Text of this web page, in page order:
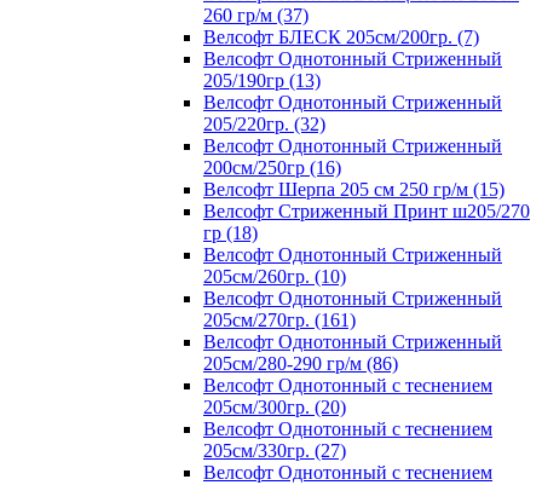
260 гр/м (37)
Велсофт БЛЕСК 205см/200гр. (7)
Велсофт Однотонный Стриженный
205/190гр (13)
Велсофт Однотонный Стриженный
205/220гр. (32)
Велсофт Однотонный Стриженный
200см/250гр (16)
Велсофт Шерпа 205 см 250 гр/м (15)
Велсофт Стриженный Принт ш205/270
гр (18)
Велсофт Однотонный Стриженный
205см/260гр. (10)
Велсофт Однотонный Стриженный
205см/270гр. (161)
Велсофт Однотонный Стриженный
205см/280-290 гр/м (86)
Велсофт Однотонный с теснением
205см/300гр. (20)
Велсофт Однотонный с теснением
205см/330гр. (27)
Велсофт Однотонный с теснением